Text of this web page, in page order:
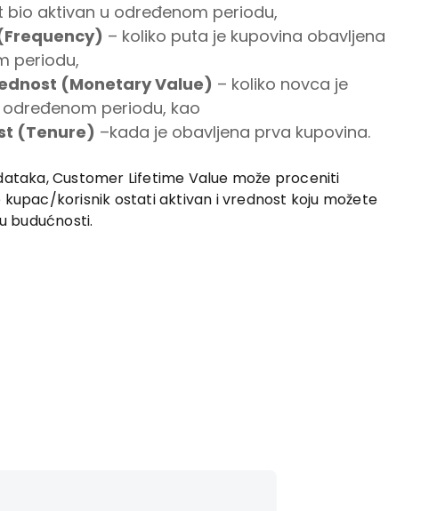
bio aktivan u određenom periodu,
– koliko puta je kupovina obavljena
periodu,
(Monetary Value) – koliko novca je
periodu, kao
(Tenure) –kada je obavljena prva kupovina.
Customer Lifetime Value može proceniti
korisnik ostati aktivan i vrednost koju možete
budućnosti.